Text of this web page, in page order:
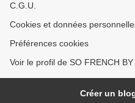
C.G.U.
Cookies et données
Préférences cookies
Voir le profil de SO FRENCH
Créer un